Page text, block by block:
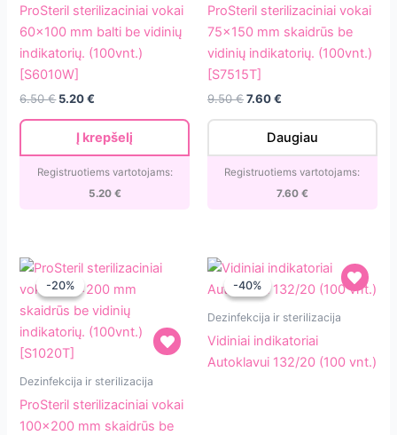
mm
balti
be
vidinių
indikatorių.
(100vnt.)
ProSteril sterilizaciniai vokai
60×100 mm balti be vidinių
indikatorių. (100vnt.)
[S6010W]
6.50€ 5.20€
Į krepšelį
Registruotiems vartotojams:
5.20 €
mm
skaidrūs
be
(100vnt.)
ProSteril sterilizaciniai vokai
75×150 mm skaidrūs be
vidinių indikatorių. (100vnt.)
[S7515T]
9.50€7.60€
Daugiau
Registruotiems vartotojams:
7.60 €
-20%
ProSteril
-20%
Dezinfekcija ir sterilizacija
ProSteril sterilizaciniai vokai
100×200 mm skaidrūs be
-40%
Vidiniai
-40%
Dezinfekcija ir sterilizacija
Vidiniai indikatoriai
Autoklavui 132/20 (100 vnt.)